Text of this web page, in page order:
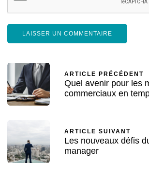
ARTICLE PRÉCÉDENT
Quel avenir pour les
commerciaux en
ARTICLE SUIVANT
Les nouveaux défis
manager